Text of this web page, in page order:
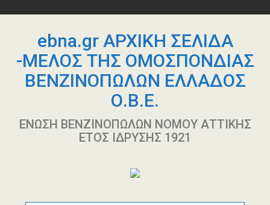
περιεχόμενοebna.gr ΑΡΧΙΚΗ ΣΕΛΙΔΑ
-ΜΕΛΟΣ ΤΗΣ ΟΜΟΣΠΟΝΔΙΑΣ
ΒΕΝΖΙΝΟΠΩΛΩΝ ΕΛΛΑΔΟΣ
Ο.Β.Ε.
ΕΝΩΣΗ ΒΕΝΖΙΝΟΠΩΛΩΝ ΝΟΜΟΥ ΑΤΤΙΚΗΣ
ΕΤΟΣ ΙΔΡΥΣΗΣ 1921